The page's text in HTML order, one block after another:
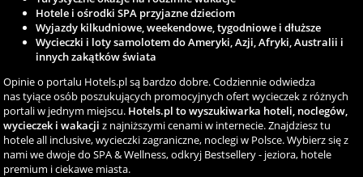
Hotele i ośrodki SPA przyjazne dzieciom
Wyjazdy kilkudniowe, weekendowe, tygodniowe i dłuższe
Wycieczki i loty samolotem do Ameryki, Azji, Afryki, Australii i
innych zakątków świata
Opinie o portalu Hotels.pl są bardzo dobre. Codziennie odwiedza
nas tyiące osób poszukujących promocyjnych ofert wycieczek z różnych
portali w jednym miejscu. Hotels.pl to wyszukiwarka hoteli, noclegów,
wycieczek i wakacji z najniższymi cenami w internecie. Znajdziesz tu
hotele all inclusive, wycieczki zagraniczne, noclegi w Polsce. Wybierz się z
nami we dwoje do SPA & Wellness, odkryj Bestsellery - jeziora, hotele
premium i ciekawe miasta.